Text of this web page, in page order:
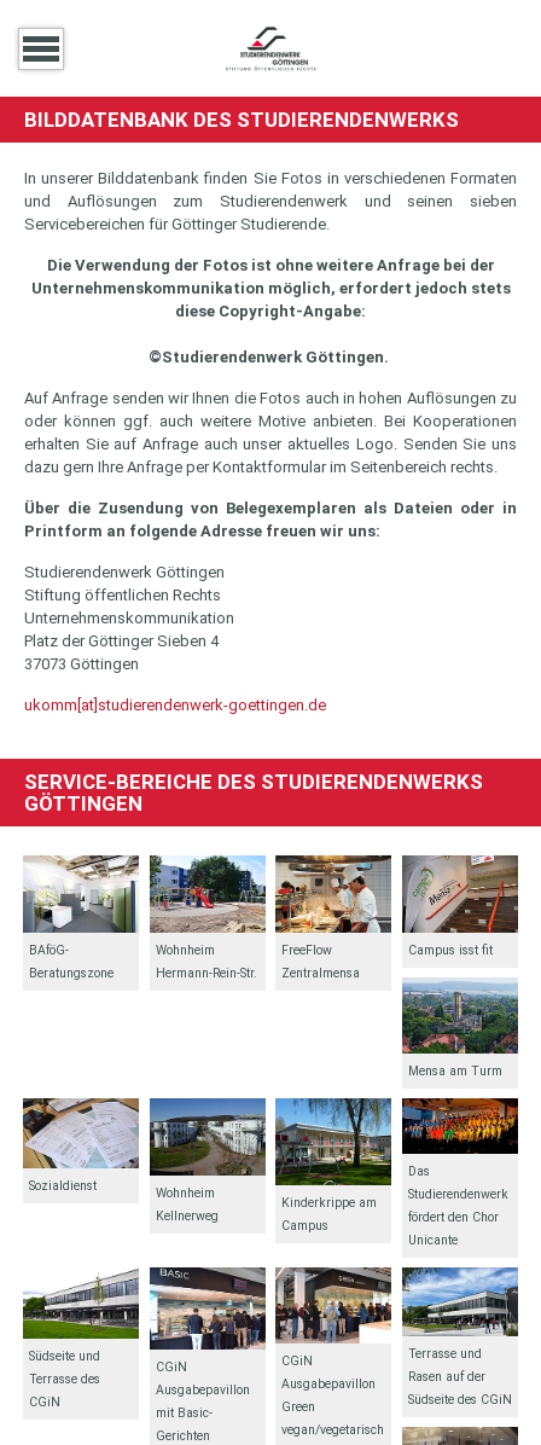
BILDDATENBANK DES STUDIERENDENWERKS
In unserer Bilddatenbank finden Sie Fotos in verschiedenen Formaten
und Auflösungen zum Studierendenwerk und seinen sieben
Servicebereichen für Göttinger Studierende.
Die Verwendung der Fotos ist ohne weitere Anfrage bei der
Unternehmenskommunikation möglich, erfordert jedoch stets
diese Copyright-Angabe:
©Studierendenwerk Göttingen.
Auf Anfrage senden wir Ihnen die Fotos auch in hohen Auflösungen zu
oder können ggf. auch weitere Motive anbieten. Bei Kooperationen
erhalten Sie auf Anfrage auch unser aktuelles Logo. Senden Sie uns
dazu gern Ihre Anfrage per Kontaktformular im Seitenbereich rechts.
Über die Zusendung von Belegexemplaren als Dateien oder in
Printform an folgende Adresse freuen wir uns:
Studierendenwerk Göttingen
Stiftung öffentlichen Rechts
Unternehmenskommunikation
Platz der Göttinger Sieben 4
37073 Göttingen
ukomm[at]studierendenwerk-goettingen.de
SERVICE-BEREICHE DES STUDIERENDENWERKS
GÖTTINGEN
BAföG-
Beratungszone
Wohnheim
Hermann-Rein-Str.
FreeFlow
Zentralmensa
Campus isst fit
Mensa am Turm
Sozialdienst
Wohnheim
Kellnerweg
Kinderkrippe am
Campus
Das
Studierendenwerk
fördert den Chor
Unicante
Südseite und
Terrasse des
CGiN
CGiN
Ausgabepavillon
mit Basic-
Gerichten
CGiN
Ausgabepavillon
Green
vegan/vegetarisch
Terrasse und
Rasen auf der
Südseite des CGiN